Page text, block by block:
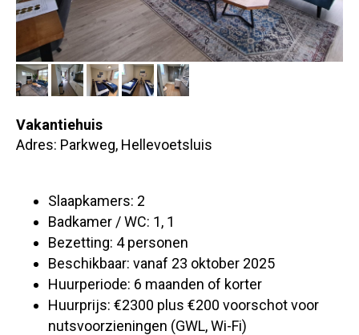
Vakantiehuis
Adres: Parkweg, Hellevoetsluis
Slaapkamers: 2
Badkamer / WC: 1, 1
Bezetting: 4 personen
Beschikbaar: vanaf 23 oktober 2025
Huurperiode: 6 maanden of korter
Huurprijs: €2300 plus €200 voorschot voor
nutsvoorzieningen (GWL, Wi-Fi)